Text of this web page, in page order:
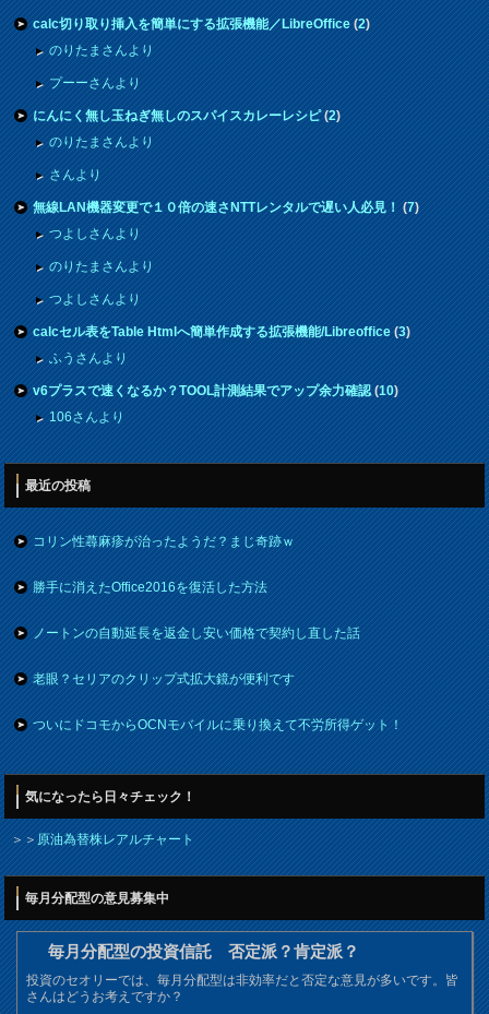
calc切り取り挿入を簡単にする拡張機能／LibreOffice(2)
のりたまさんより
プーーさんより
にんにく無し玉ねぎ無しのスパイスカレーレシピ(2)
のりたまさんより
さんより
無線LAN機器変更で１０倍の速さNTTレンタルで遅い人必見！(7)
つよしさんより
のりたまさんより
つよしさんより
calcセル表をTable Htmlへ簡単作成する拡張機能/Libreoffice(3)
ふうさんより
v6プラスで速くなるか？TOOL計測結果でアップ余力確認(10)
106さんより
最近の投稿
コリン性蕁麻疹が治ったようだ？まじ奇跡ｗ
勝手に消えたOffice2016を復活した方法
ノートンの自動延長を返金し安い価格で契約し直した話
老眼？セリアのクリップ式拡大鏡が便利です
ついにドコモからOCNモバイルに乗り換えて不労所得ゲット！
気になったら日々チェック！
＞＞原油為替株レアルチャート
毎月分配型の意見募集中
毎月分配型の投資信託 否定派？肯定派？
投資のセオリーでは、毎月分配型は非効率だと否定な意見が多いです。皆
さんはどうお考えですか？